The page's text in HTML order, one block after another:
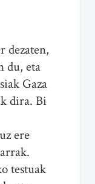
dezaten,
du, eta
Gaza
dira. Bi
ere
testuak